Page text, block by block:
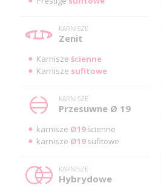
KARNISZE
Zenit
Karnisze ścienne
Karnisze sufitowe
KARNISZE
Przesuwne Ø 19
karnisze Ø19ścienne
karnisze Ø19sufitowe
KARNISZE
Hybrydowe